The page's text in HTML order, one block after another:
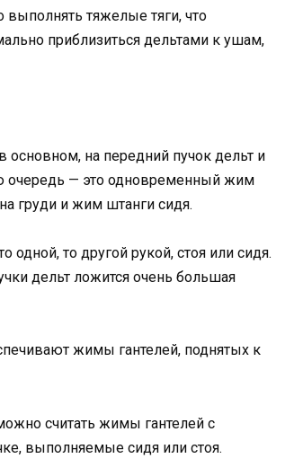
тяжелые тяги, что
приблизиться дельтами к ушам,
на передний пучок дельт и
очередь — это одновременный жим
груди и жим штанги сидя.
то другой рукой, стоя или сидя.
дельт ложится очень большая
жимы гантелей, поднятых к
считать жимы гантелей с
выполняемые сидя или стоя.